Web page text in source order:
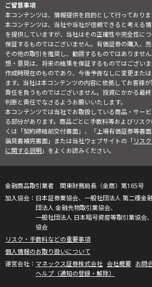
ご留意事項
本コンテンツは、情報提供を目的として行っておりま
本コンテンツは、当社や当社が信頼できると考える
を提供していますが、当社はその正確性や完全性に
保証するものではございません。有価証券の購入、売
その他の取引を推奨し、勧誘するものではありませ
想・意見は、将来の結果を保証するものではござい
作成時現在のものであり、今後予告なしに変更また
ます。当社は本コンテンツの内容に依拠してお客様
責任を負うものではございません。投資にかかる最
判断と責任でなさるようお願いいたします。
本コンテンツでは当社でお取扱している商品・サー
る部分があります。商品ごとに手数料等およびリス
くは「契約締結前交付書面」、「上場有価証券等書
論見書補完書面」または当社ウェブサイトの「リス
に関する説明」をよくお読みください。
金融商品取引業者 関東財務局長（金商）第165号
日本証券業協会、一般社団法人 第二種金
団法人 金融先物取引業協会、
一般社団法人 日本暗号資産等取引業協会
協会
リスク・手数料などの重要事項
個人情報のお取り扱いについて
マネックス証券株式会社 会社概要 お問
ヘルプ（通知の登録・解除）